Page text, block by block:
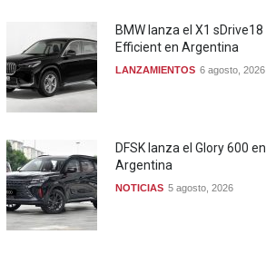
BMW lanza el X1 sDrive18
Efficient en Argentina
LANZAMIENTOS 6 agosto, 2026
DFSK lanza el Glory 600 en
Argentina
NOTICIAS 5 agosto, 2026